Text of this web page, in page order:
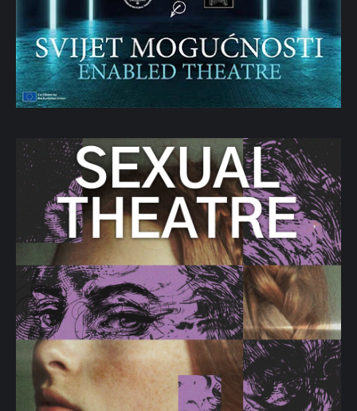
Zlatka Balokovića s čijim je orkestrom osvajao prve
nagrade širom svijeta te nastupio u UNESCO-u u Parizu.
Dario Hleb– Cijenjeni hrvatski basist i muzičkii pedagog.
Radetu Šerbedžiji i Zapadnom kolodvoru pridružuje se
2019. godine te od tada kao aktivni član sastava daje
snažan ritmički temelj cijelom bendu. Prepoznatljiv po
ostvaruje uspješne saradnje i s drugim istaknutim
imenima regionalne muzičke scene, a jednako je aktivan i
tražen u studijskom radu.